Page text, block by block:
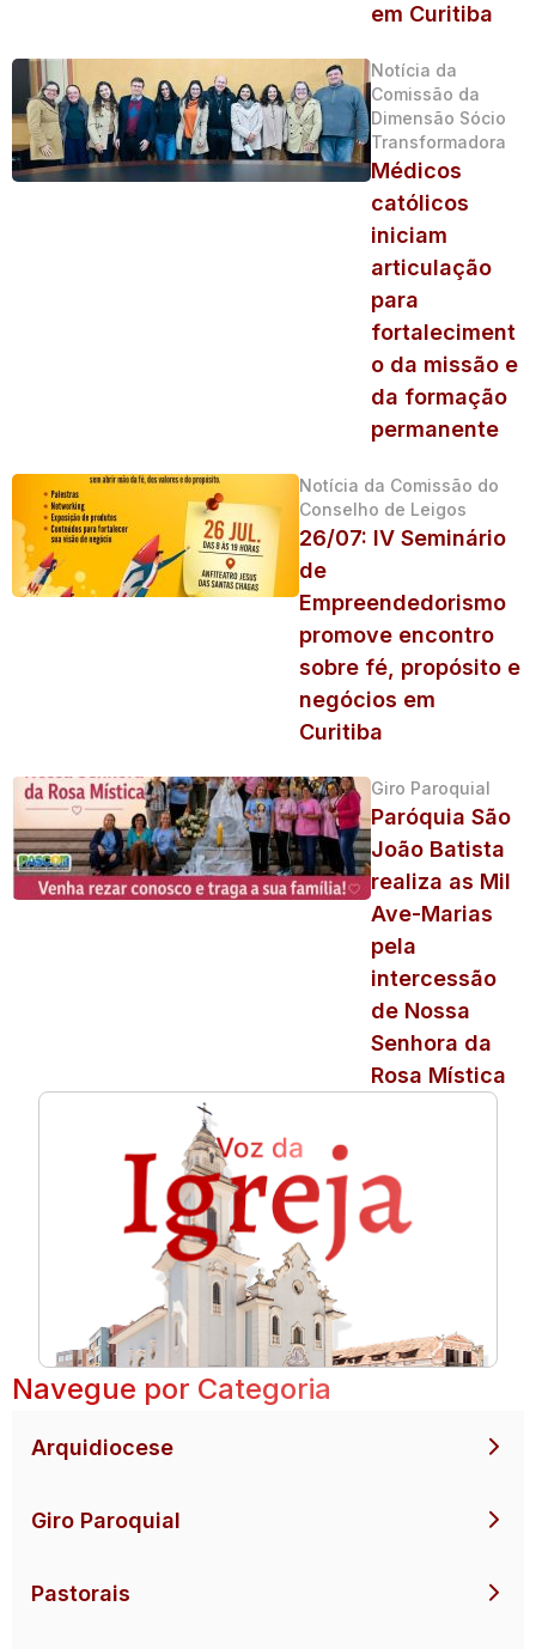
em Curitiba
Notícia da
Comissão da
Dimensão Sócio
Transformadora
Médicos
católicos
iniciam
articulação
para
fortaleciment
o da missão e
da formação
permanente
Notícia da Comissão do
Conselho de Leigos
26/07: IV Seminário
de
Empreendedorismo
promove encontro
sobre fé, propósito e
negócios em
Curitiba
Giro Paroquial
Paróquia São
João Batista
realiza as Mil
Ave-Marias
pela
intercessão
de Nossa
Senhora da
Rosa Mística
Navegue por Categoria
Arquidiocese
Giro Paroquial
Pastorais